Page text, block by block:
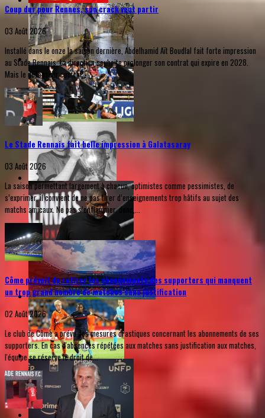
Coup dur pour Rennes, son crack veut partir
03 Août 2026
Installé dans le onze la saison dernière, Abdelhamid Aït Boudlal fait forte impression
au Stade Rennais. La direction souhaite prolonger son contrat qui expire en 2028.
Mais le défenseur central...
Le Stade Rennais fait belle impression à Galatasaray
03 Août 2026
La saison permettant largement à chacun, optimistes comme pessimistes, de
s’exprimer, il convient de ne pas tirer d’enseignements trop hâtifs au sujet des
matchs amicaux. Ne pas s’enflammer, donc,...
Côme prévoit de retirer les abonnements des supporters qui manquent
un trop grand nombre de matches sans justification
02 Août 2026
Le club de Côme a prévu des mesures drastiques concernant les abonnements de ses
supporters. En cas d'absences répétées aux matches sans justification aux matches,
l'équipe se réserve le droit de...